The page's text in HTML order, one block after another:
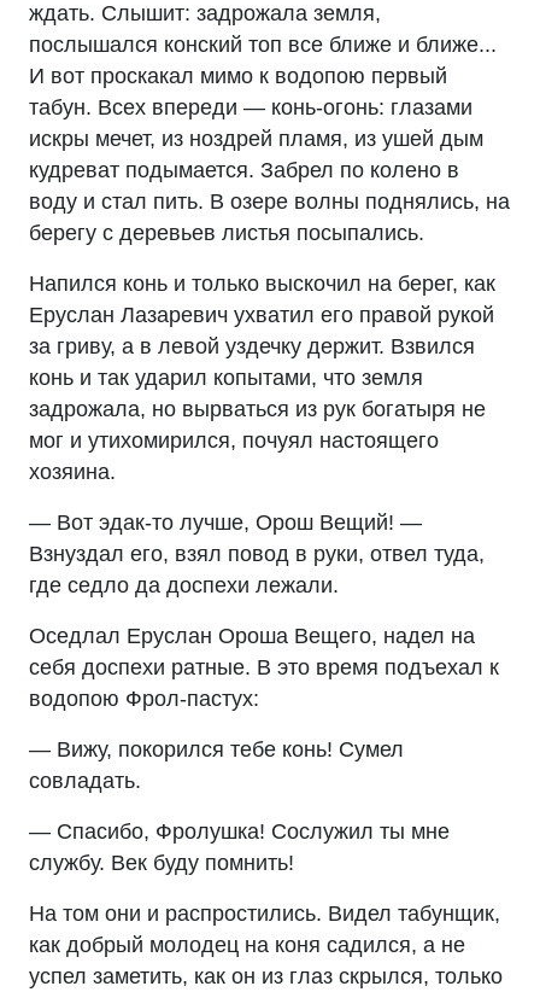
ждать. Слышит: задрожала земля,
послышался конский топ все ближе и ближе...
И вот проскакал мимо к водопою первый
табун. Всех впереди — конь-огонь: глазами
искры мечет, из ноздрей пламя, из ушей дым
кудреват подымается. Забрел по колено в
воду и стал пить. В озере волны поднялись, на
берегу с деревьев листья посыпались.
Напился конь и только выскочил на берег, как
Еруслан Лазаревич ухватил его правой рукой
за гриву, а в левой уздечку держит. Взвился
конь и так ударил копытами, что земля
задрожала, но вырваться из рук богатыря не
мог и утихомирился, почуял настоящего
хозяина.
— Вот эдак-то лучше, Орош Вещий! —
Взнуздал его, взял повод в руки, отвел туда,
где седло да доспехи лежали.
Оседлал Еруслан Ороша Вещего, надел на
себя доспехи ратные. В это время подъехал к
водопою Фрол-пастух:
— Вижу, покорился тебе конь! Сумел
совладать.
— Спасибо, Фролушка! Сослужил ты мне
службу. Век буду помнить!
На том они и распростились. Видел табунщик,
как добрый молодец на коня садился, а не
успел заметить, как он из глаз скрылся, только